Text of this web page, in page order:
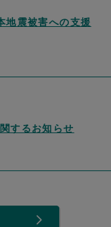
地震被害への支援
するお知らせ
ら